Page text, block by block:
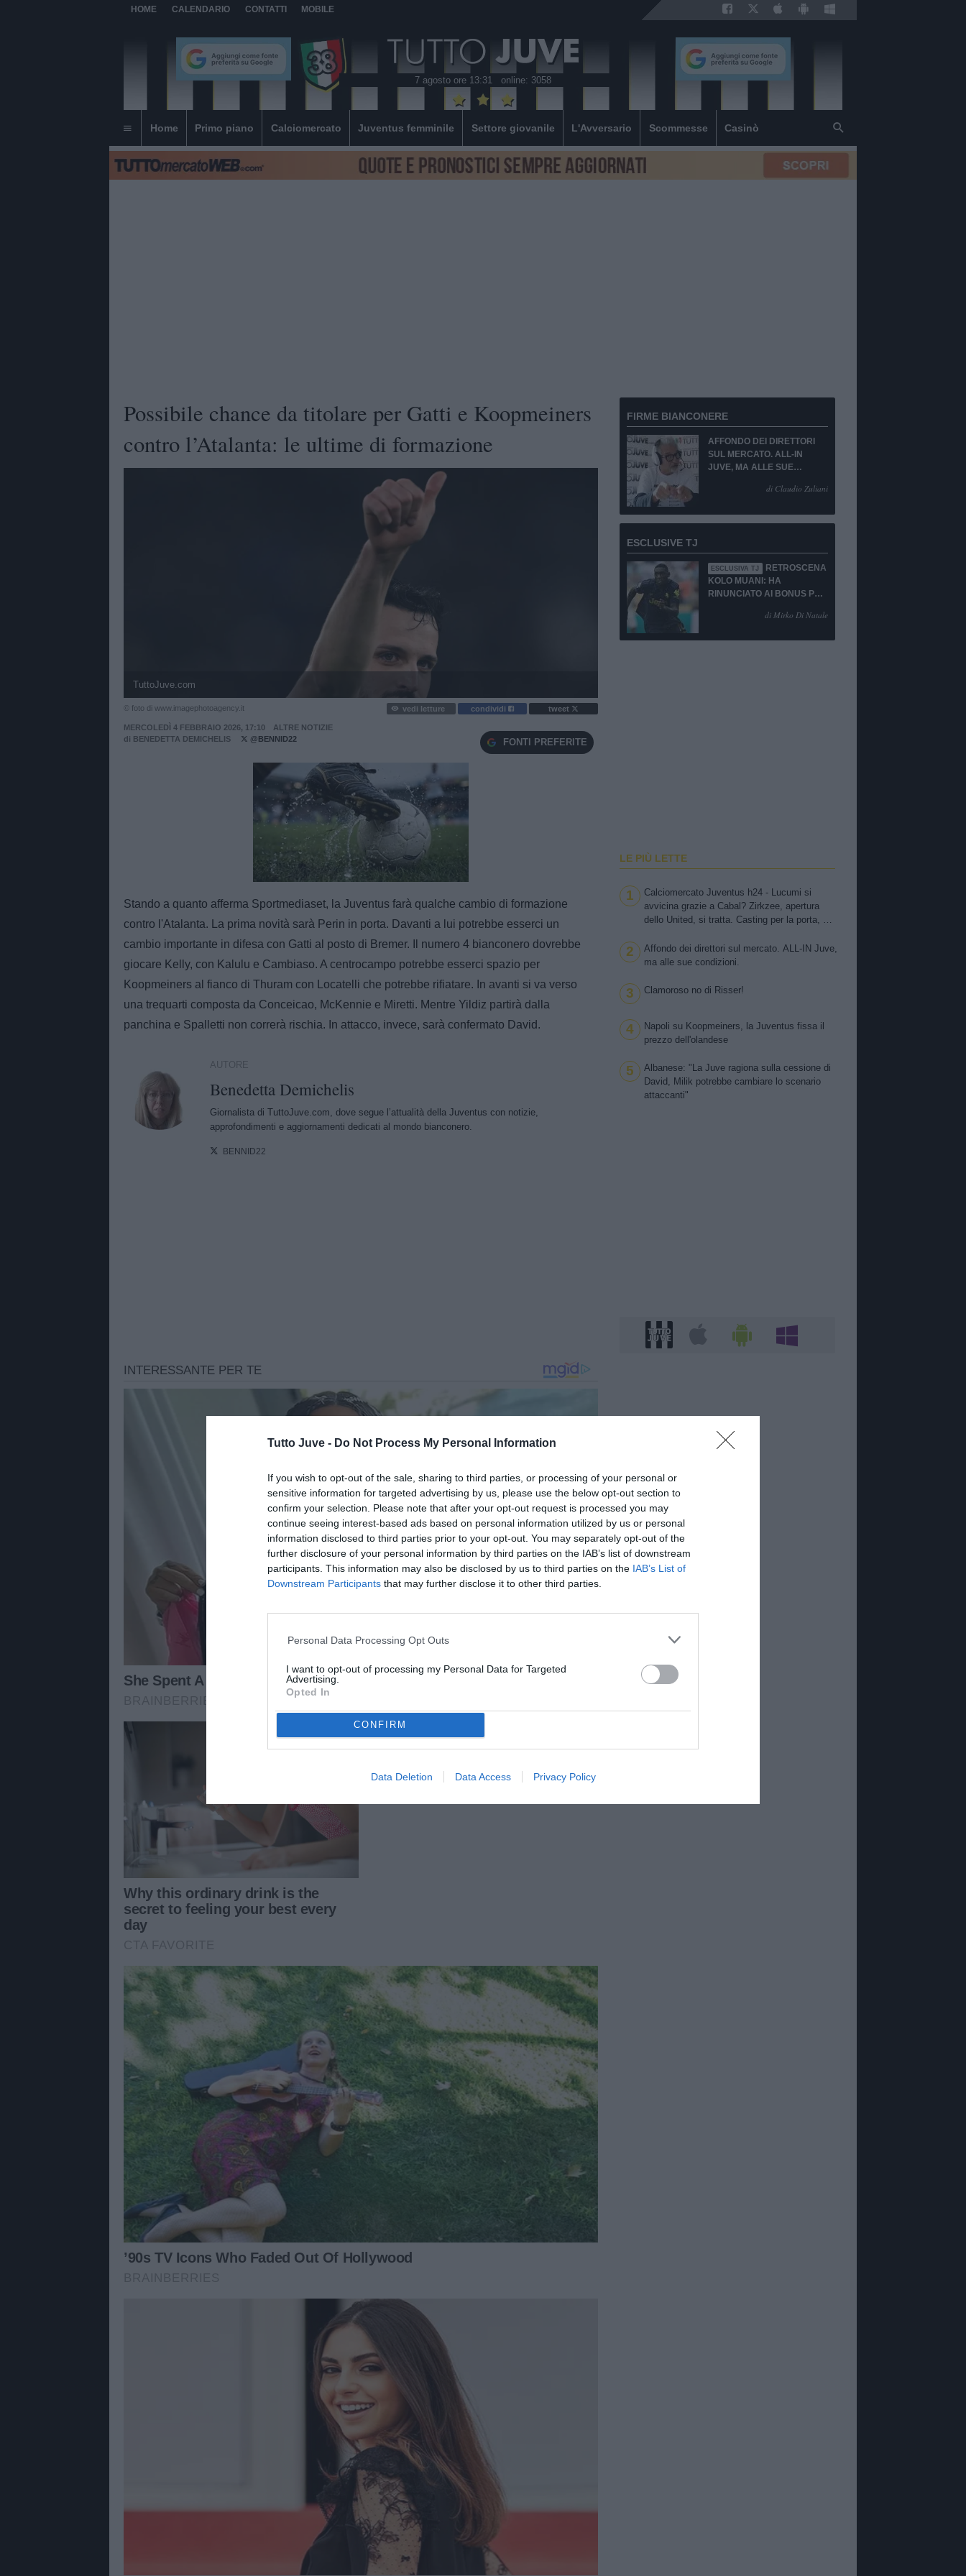
Tutto Juve - Do Not Process My Personal Information
If you wish to opt-out of the sale, sharing to third parties, or processing of your personal or
sensitive information for targeted advertising by us, please use the below opt-out section to
confirm your selection. Please note that after your opt-out request is processed you may
continue seeing interest-based ads based on personal information utilized by us or personal
information disclosed to third parties prior to your opt-out. You may separately opt-out of the
further disclosure of your personal information by third parties on the IAB’s list of downstream
participants. This information may also be disclosed by us to third parties on the IAB’s List of
Downstream Participants that may further disclose it to other third parties.
Personal Data Processing Opt Outs
I want to opt-out of processing my Personal Data for Targeted
Advertising.
Opted In
CONFIRM
Data Deletion Data Access Privacy Policy
HOME CALENDARIO CONTATTI MOBILE
7 agosto ore 13:31 online: 3058
Home Primo piano Calciomercato Juventus femminile Settore giovanile L'Avversario Scommesse Casinò
Possibile chance da titolare per Gatti e Koopmeiners
contro l’Atalanta: le ultime di formazione
TuttoJuve.com
© foto di www.imagephotoagency.it vedi letture condividi tweet
MERCOLEDÌ 4 FEBBRAIO 2026, 17:10
ALTRE NOTIZIE
di BENEDETTA DEMICHELIS @BENNID22 FONTI PREFERITE
Unmute
Loaded
100.00%
Stando a quanto afferma Sportmediaset, la Juventus farà qualche cambio di formazione
contro l'Atalanta. La prima novità sarà Perin in porta. Davanti a lui potrebbe esserci un
cambio importante in difesa con Gatti al posto di Bremer. Il numero 4 bianconero dovrebbe
giocare Kelly, con Kalulu e Cambiaso. A centrocampo potrebbe esserci spazio per
Koopmeiners al fianco di Thuram con Locatelli che potrebbe rifiatare. In avanti si va verso
una trequarti composta da Conceicao, McKennie e Miretti. Mentre Yildiz partirà dalla
panchina e Spalletti non correrà rischia. In attacco, invece, sarà confermato David.
AUTORE
Benedetta Demichelis
Giornalista di TuttoJuve.com, dove segue l’attualità della Juventus con notizie,
approfondimenti e aggiornamenti dedicati al mondo bianconero.
BENNID22
FIRME BIANCONERE
AFFONDO DEI DIRETTORI
SUL MERCATO. ALL-IN
JUVE, MA ALLE SUE
di Claudio Zuliani
ESCLUSIVE TJ
ESCLUSIVA TJ
RETROSCENA
KOLO MUANI: HA
RINUNCIATO AI BONUS PUR
di Mirko Di Natale
LE PIÙ LETTE
1
Calciomercato Juventus h24 - Lucumi si
avvicina grazie a Cabal? Zirkzee, apertura
dello United, si tratta. Casting per la porta, ma
2
Affondo dei direttori sul mercato. ALL-IN Juve,
ma alle sue condizioni.
3 Clamoroso no di Risser!
4
Napoli su Koopmeiners, la Juventus fissa il
prezzo dell'olandese
5
Albanese: "La Juve ragiona sulla cessione di
David, Milik potrebbe cambiare lo scenario
attaccanti"